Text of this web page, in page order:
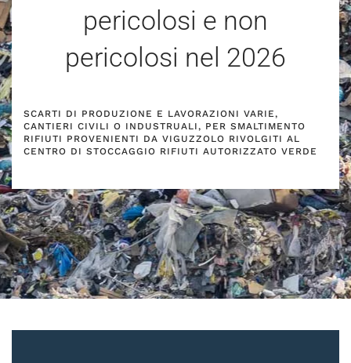
pericolosi e non
pericolosi nel 2026
SCARTI DI PRODUZIONE E LAVORAZIONI VARIE,
CANTIERI CIVILI O INDUSTRUALI, PER SMALTIMENTO
RIFIUTI PROVENIENTI DA VIGUZZOLO RIVOLGITI AL
CENTRO DI STOCCAGGIO RIFIUTI AUTORIZZATO VERDE